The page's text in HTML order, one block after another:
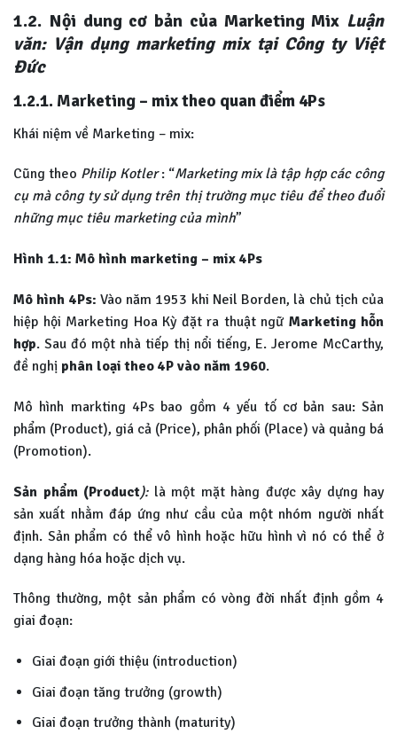
1.2. Nội dung cơ bản của Marketing Mix Luận
văn: Vận dụng marketing mix tại Công ty Việt
Đức
1.2.1. Marketing – mix theo quan điểm 4Ps
Khái niệm về Marketing – mix:
Cũng theo Philip Kotler: “Marketing mix là tập hợp các công
cụ mà công ty sử dụng trên thị trường mục tiêu để theo đuổi
những mục tiêu marketing của mình”
Hình 1.1: Mô hình marketing – mix 4Ps
Mô hình 4Ps: Vào năm 1953 khi Neil Borden, là chủ tịch của
hiệp hội Marketing Hoa Kỳ đặt ra thuật ngữ Marketing hỗn
hợp. Sau đó một nhà tiếp thị nổi tiếng, E. Jerome McCarthy,
đề nghị phân loại theo 4P vào năm 1960.
Mô hình markting 4Ps bao gồm 4 yếu tố cơ bản sau: Sản
phẩm (Product), giá cả (Price), phân phối (Place) và quảng bá
(Promotion).
Sản phẩm (Product):là một mặt hàng được xây dựng hay
sản xuất nhằm đáp ứng như cầu của một nhóm người nhất
định. Sản phẩm có thể vô hình hoặc hữu hình vì nó có thể ở
dạng hàng hóa hoặc dịch vụ.
Thông thường, một sản phẩm có vòng đời nhất định gồm 4
giai đoạn:
Giai đoạn giới thiệu (introduction)
Giai đoạn tăng trưởng (growth)
Giai đoạn trưởng thành (maturity)